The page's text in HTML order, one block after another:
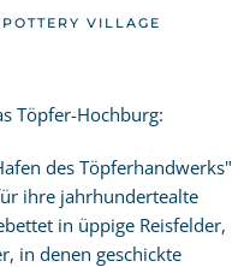
POTTERY VILLAGE
Töpfer-Hochburg:
des Töpferhandwerks"
ihre jahrhundertealte
in üppige Reisfelder,
in denen geschickte